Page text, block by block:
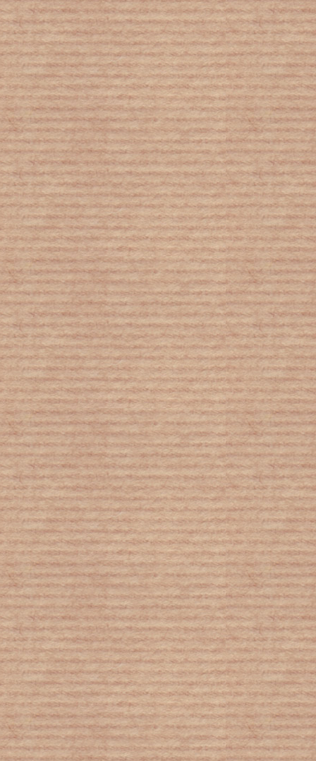
Έρχεται η μεγαλύτερη αύξηση
ανεργίας της δεκαετίας
Τέξας: Άδεια οπλοκατοχής σε νέους
18-21 ετών με απόφαση δικαστηρίου
Κοροναϊός : Τρία βίντεο στη
Νοηματική Γλώσσα για άτομα με
προβλήματα ακοής
Δεν υπάρχουν λεφτά ούτε για
κιμωλίες